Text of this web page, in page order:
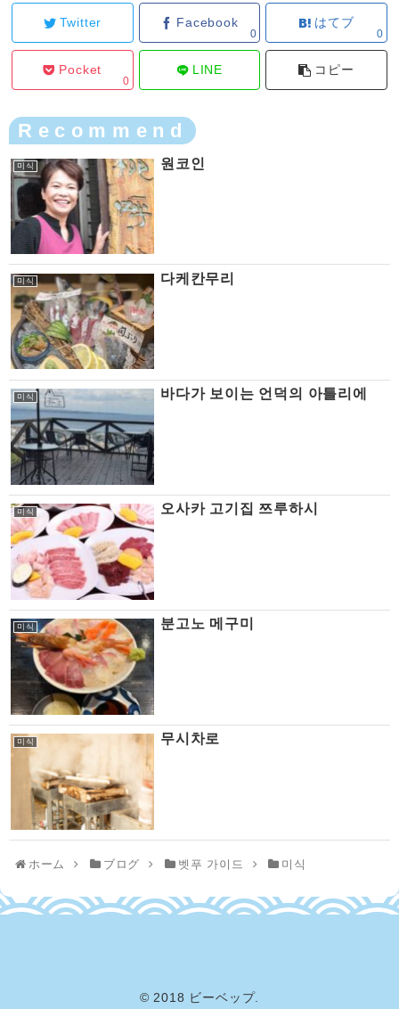
Twitter Facebook
0
はてブ
0
Pocket
0
LINE コピー
Recommend
미식 원코인
미식 다케칸무리
미식 바다가 보이는 언덕의 아틀리에
미식 오사카 고기집 쯔루하시
미식 분고노 메구미
미식 무시차로
ホーム ブログ 벳푸 가이드 미식
© 2018 ビーベップ.